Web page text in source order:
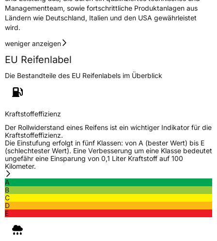
NasshaftungB
Rollgeräusch (Klasse)
Rollgeräusch (dB)69
Fahrzeugklasse
C1
3PMSF / Schneeflockensymbol / Alpine-Symbol
EPREL ID623242
Allgemeine Produktsicherheit (GPSR)
HerstellerkontaktGREEN EVEREST B.V., Treubstraat
Niederlande, EPREL@greeneverest.nl
Managementteam, sowie fortschrittliche Produktanlagen aus
Ländern wie Deutschland, Italien und den USA gewährleistet
wird.
weniger anzeigen
EU Reifenlabel
Die Bestandteile des EU Reifenlabels im Überblick
Kraftstoffeffizienz
Der Rollwiderstand eines Reifens ist ein wichtiger Indikator für die
Kraftstoffeffizienz.
Die Einstufung erfolgt in fünf Klassen: von A (bester Wert) bis E
(schlechtester Wert). Eine Verbesserung um eine Klasse bedeutet
ungefähr eine Einsparung von 0,1 Liter Kraftstoff auf 100
Kilometer.
A
B
C
D
E